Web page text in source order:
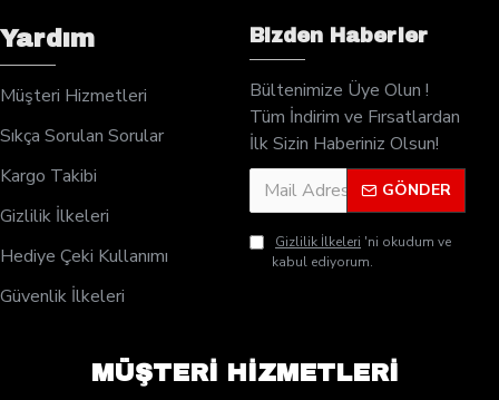
Yardım
Müşteri Hizmetleri
Sıkça Sorulan Sorular
Kargo Takibi
Gizlilik İlkeleri
Hediye Çeki Kullanımı
Güvenlik İlkeleri
Bizden Haberler
Bültenimize Üye Olun !
Tüm İndirim ve Fırsatlardan
İlk Sizin Haberiniz Olsun!
GÖNDER
Gizlilik İlkeleri 'ni okudum ve
kabul ediyorum.
MÜŞTERİ HİZMETLERİ